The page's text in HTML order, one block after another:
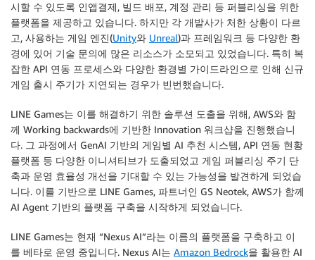
시할 수 있도록 인앱결제, 빌드 배포, 계정 관리 등 퍼블리싱을 위한
플랫폼을 제공하고 있습니다. 하지만 각 개발사가 처한 상황이 다르
고, 사용하는 게임 엔진(Unity와 Unreal)과 프레임워크 등 다양한 환
경에 있어 기술 문의에 많은 리소스가 소모되고 있었습니다. 특히 복
잡한 API 연동 프로세스와 다양한 환경별 가이드라인으로 인해 신규
게임 출시 주기가 지연되는 경우가 빈번했습니다.
LINE Games는 이를 해결하기 위한 솔루션 도출을 위해, AWS와 함
께 Working backwards에 기반한 Innovation 워크샵을 진행했습니
다. 그 과정에서 GenAI 기반의 게임별 AI 추천 시스템, API 연동 현황
플랫폼 등 다양한 이니셔티브가 도출되었고 게임 퍼블리싱 주기 단
축과 운영 효율성 개선을 기대할 수 있는 가능성을 발견하게 되었습
니다. 이를 기반으로 LINE Games, 파트너인 GS Neotek, AWS가 함께
AI Agent 기반의 플랫폼 구축을 시작하게 되었습니다.
LINE Games는 현재 “Nexus AI”라는 이름의 플랫폼을 구축하고 이
를 베타로 운영 중입니다. Nexus AI는 Amazon Bedrock을 활용한 AI